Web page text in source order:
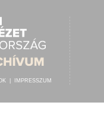
IMPRESSZUM